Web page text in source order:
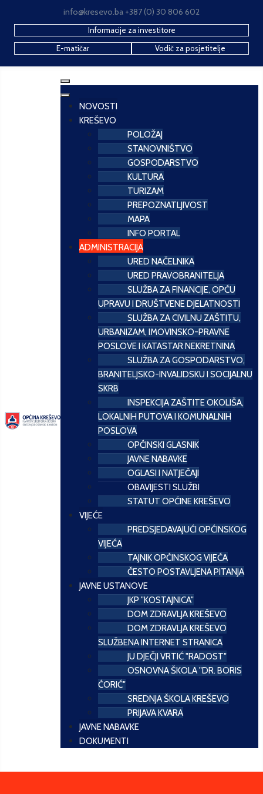
info@kresevo.ba +387 (0) 30 806 602
Informacije za investitore
E-matičar
Vodič za posjetitelje
NOVOSTI
KREŠEVO
POLOŽAJ
STANOVNIŠTVO
GOSPODARSTVO
KULTURA
TURIZAM
PREPOZNATLJIVOST
MAPA
INFO PORTAL
ADMINISTRACIJA
URED NAČELNIKA
URED PRAVOBRANITELJA
SLUŽBA ZA FINANCIJE, OPĆU
UPRAVU I DRUŠTVENE DJELATNOSTI
SLUŽBA ZA CIVILNU ZAŠTITU,
URBANIZAM, IMOVINSKO-PRAVNE
POSLOVE I KATASTAR NEKRETNINA
SLUŽBA ZA GOSPODARSTVO,
BRANITELJSKO-INVALIDSKU I SOCIJALNU
SKRB
INSPEKCIJA ZAŠTITE OKOLIŠA,
LOKALNIH PUTOVA I KOMUNALNIH
POSLOVA
OPĆINSKI GLASNIK
JAVNE NABAVKE
OGLASI I NATJEČAJI
OBAVIJESTI SLUŽBI
STATUT OPĆINE KREŠEVO
VIJEĆE
PREDSJEDAVAJUĆI OPĆINSKOG
VIJEĆA
TAJNIK OPĆINSKOG VIJEĆA
ČESTO POSTAVLJENA PITANJA
JAVNE USTANOVE
JKP "KOSTAJNICA"
DOM ZDRAVLJA KREŠEVO
DOM ZDRAVLJA KREŠEVO
SLUŽBENA INTERNET STRANICA
JU DJEČJI VRTIĆ "RADOST"
OSNOVNA ŠKOLA "DR. BORIS
ĆORIĆ"
SREDNJA ŠKOLA KREŠEVO
PRIJAVA KVARA
JAVNE NABAVKE
DOKUMENTI